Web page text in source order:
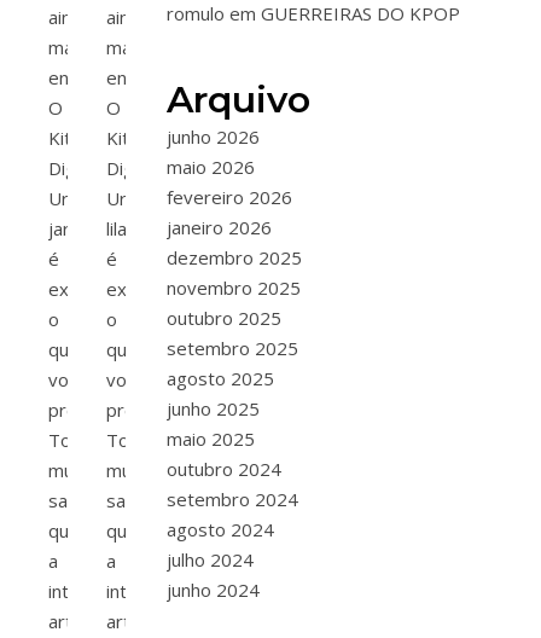
ainda
mais
encantadores?
O
Kit
Digital
Ursinhas
jardim
é
exatamente
o
que
você
precisa!
Todo
mundo
sabe
que
a
inteligência
artificial
ainda
mais
encantadores?
O
Kit
Digital
Ursinhas
lilas
é
exatamente
o
que
você
precisa!
Todo
mundo
sabe
que
a
inteligência
artificial
romulo em GUERREIRAS DO KPOP
Arquivo
junho 2026
maio 2026
fevereiro 2026
janeiro 2026
dezembro 2025
novembro 2025
outubro 2025
setembro 2025
agosto 2025
junho 2025
maio 2025
outubro 2024
setembro 2024
agosto 2024
julho 2024
junho 2024